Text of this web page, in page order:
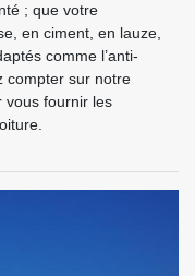
; que votre
en ciment, en lauze,
comme l’anti-
compter sur notre
vous fournir les